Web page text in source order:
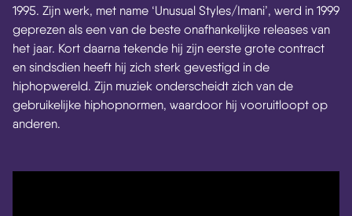
1995. Zijn werk, met name ‘Unusual Styles/Imani’, werd in 1999
geprezen als een van de beste onafhankelijke releases van
het jaar. Kort daarna tekende hij zijn eerste grote contract
en sindsdien heeft hij zich sterk gevestigd in de
hiphopwereld. Zijn muziek onderscheidt zich van de
gebruikelijke hiphopnormen, waardoor hij vooruitloopt op
anderen.